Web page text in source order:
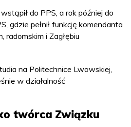
do PPS, a rok później do
gdzie pełnił funkcję komendanta
i Zagłębiu
na Politechnice Lwowskiej,
w działalność
twórca Związku